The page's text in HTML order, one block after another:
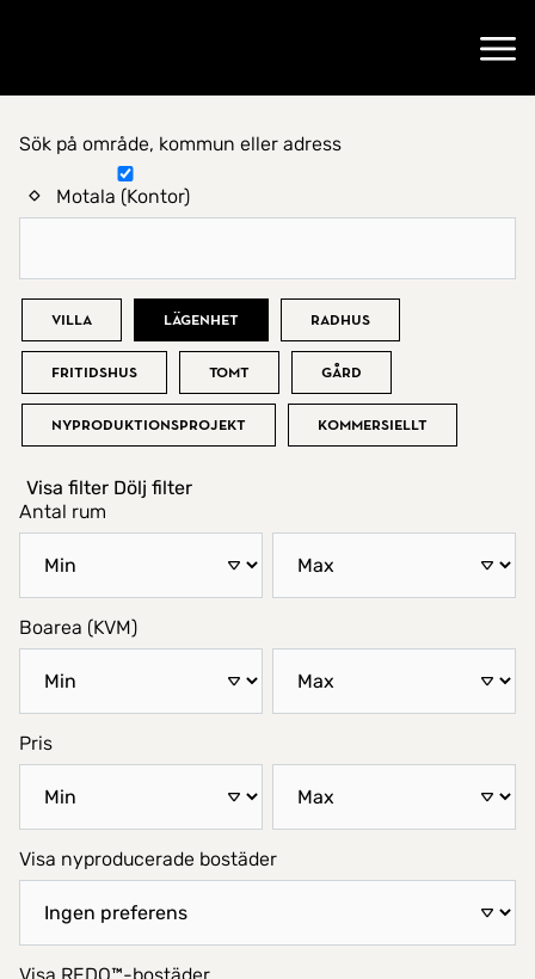
Hitta hem
Sök på område, kommun eller adress
Motala (Kontor)
Bostadstyp
Villa Lägenhet Radhus
Fritidshus Tomt Gård
Nyproduktionsprojekt Kommersiellt
Visa filter Dölj filter
Antal rum
Boarea (KVM)
Pris
Visa nyproducerade bostäder